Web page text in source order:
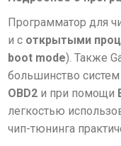
Программатор для
и с открытыми
boot mode). Также
большинство систем
OBD2 и при помощи
легкостью
чип-тюнинга